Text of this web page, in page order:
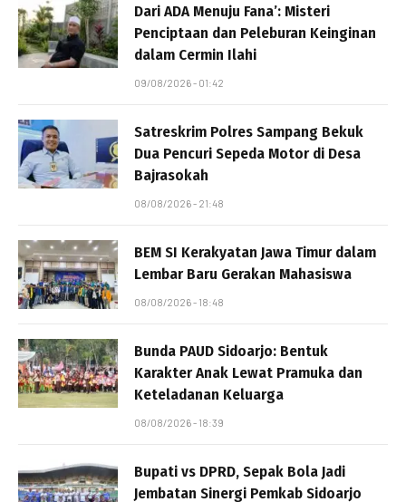
Dari ADA Menuju Fana’: Misteri
Penciptaan dan Peleburan Keinginan
dalam Cermin Ilahi
09/08/2026 - 01:42
Satreskrim Polres Sampang Bekuk
Dua Pencuri Sepeda Motor di Desa
Bajrasokah
08/08/2026 - 21:48
BEM SI Kerakyatan Jawa Timur dalam
Lembar Baru Gerakan Mahasiswa
08/08/2026 - 18:48
Bunda PAUD Sidoarjo: Bentuk
Karakter Anak Lewat Pramuka dan
Keteladanan Keluarga
08/08/2026 - 18:39
Bupati vs DPRD, Sepak Bola Jadi
Jembatan Sinergi Pemkab Sidoarjo